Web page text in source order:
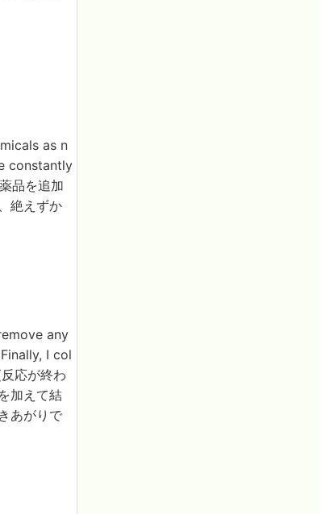
as n
constantly
品を追加
絶えずか
any
I col
応が終わ
加えて結
あがりで